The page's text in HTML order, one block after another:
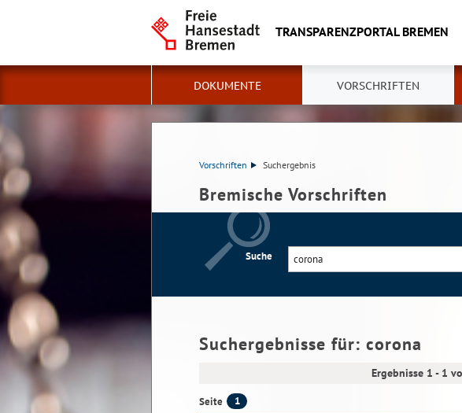
TRANSPARENZPORTAL BREMEN
DOKUMENTE VORSCHRIFTEN
Vorschriften Suchergebnis
Bremische Vorschriften
Suche
Suchergebnisse für: corona
Ergebnisse 1 - 1
Seite 1